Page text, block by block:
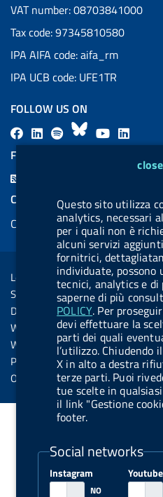
cookie management module
Questo sito utilizza
analytics, necessari
per i quali non è
alcuni servizi
fornitrici,
individuate, possono
tecnici, analytics e di
saperne di più
POLICY. Per
devi effettuare la
parti dei quali
l’utilizzo. Chiudendo
X in alto a destra
terze parti. Puoi
tue scelte in
il link "Gestione
footer.
Social networks
Instagram Youtube
VAT number: 08703841000
Tax code: 97345810580
IPA AIFA code: aifa_rm
IPA UCB code: UFE1TR
FOLLOW US ON
F
a
L
i
a
l
.
b
u
t
t
o
n
.
s
p
o
i
f
B
l
s
k
y
Y
o
u
b
e
i
e
d
i
n
FEED RSS
COOKIES
Cookie management
Sezione Link Utili
Legal notice
Social Media Policy
Dichiarazione di accessibilità
Web accessibility
Website statistics
Privacy
Online services